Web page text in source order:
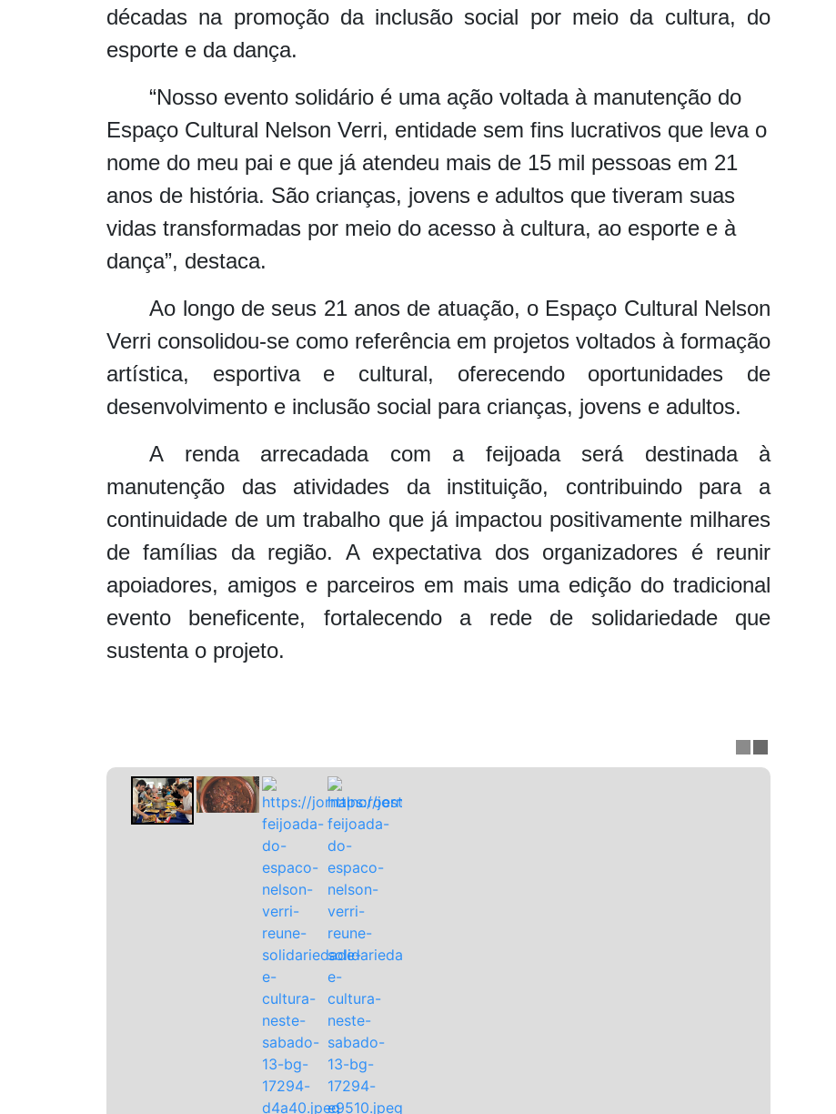
décadas na promoção da inclusão social por meio da cultura, do
esporte e da dança.
“Nosso evento solidário é uma ação voltada à manutenção do
Espaço Cultural Nelson Verri, entidade sem fins lucrativos que leva o
nome do meu pai e que já atendeu mais de 15 mil pessoas em 21
anos de história. São crianças, jovens e adultos que tiveram suas
vidas transformadas por meio do acesso à cultura, ao esporte e à
dança”, destaca.
Ao longo de seus 21 anos de atuação, o Espaço Cultural Nelson
Verri consolidou-se como referência em projetos voltados à formação
artística, esportiva e cultural, oferecendo oportunidades de
desenvolvimento e inclusão social para crianças, jovens e adultos.
A renda arrecadada com a feijoada será destinada à
manutenção das atividades da instituição, contribuindo para a
continuidade de um trabalho que já impactou positivamente milhares
de famílias da região. A expectativa dos organizadores é reunir
apoiadores, amigos e parceiros em mais uma edição do tradicional
evento beneficente, fortalecendo a rede de solidariedade que
sustenta o projeto.